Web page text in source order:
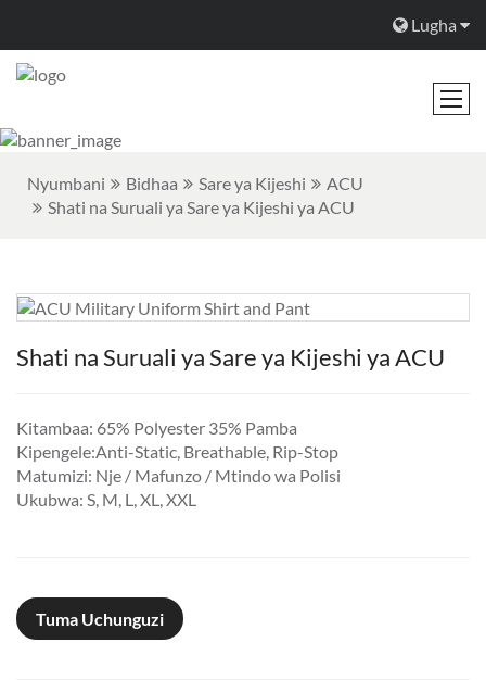
Lugha
Nyumbani Bidhaa Sare ya Kijeshi
ACU
Shati na Suruali ya Sare ya Kijeshi ya ACU
Shati na Suruali ya Sare ya Kijeshi ya ACU
Kitambaa: 65% Polyester 35% Pamba
Kipengele:Anti-Static, Breathable, Rip-Stop
Matumizi: Nje / Mafunzo / Mtindo wa Polisi
Ukubwa: S, M, L, XL, XXL
Tuma Uchunguzi